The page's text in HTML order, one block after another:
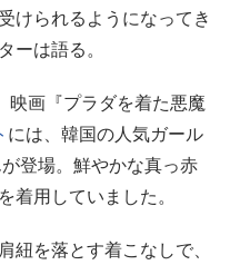
けられるようになってき
ーは語る。
映画『プラダを着た悪魔
には、韓国の人気ガール
登場。鮮やかな真っ赤
着用していました。
を落とす着こなしで、